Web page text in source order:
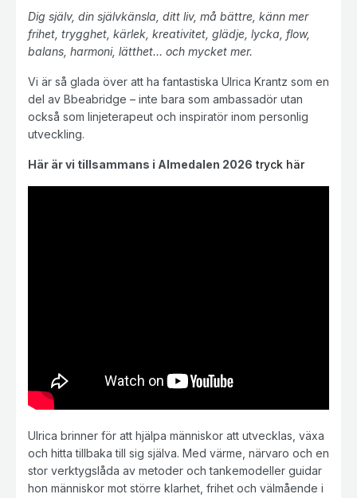
Dig själv, din självkänsla, ditt liv, må bättre, känn mer
frihet, trygghet, kärlek, kreativitet, glädje, lycka, flow,
balans, harmoni, lätthet… och mycket mer.
Vi är så glada över att ha fantastiska Ulrica Krantz som en
del av Bbeabridge – inte bara som ambassadör utan
också som linjeterapeut och inspiratör inom personlig
utveckling.
Här är vi tillsammans i Almedalen 2026 tryck här
Ulrica brinner för att hjälpa människor att utvecklas, växa
och hitta tillbaka till sig själva. Med värme, närvaro och en
stor verktygslåda av metoder och tankemodeller guidar
hon människor mot större klarhet, frihet och välmående i